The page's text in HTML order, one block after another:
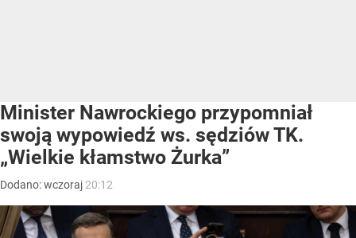
Minister Nawrockiego przypomniał
swoją wypowiedź ws. sędziów TK.
„Wielkie kłamstwo Żurka”
Dodano:wczoraj 20:12